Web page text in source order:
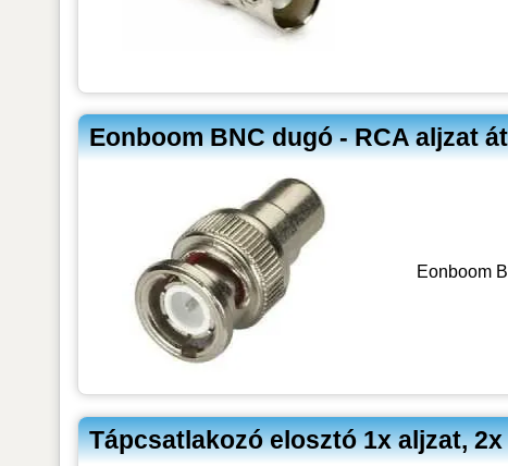
Eonboom BNC dugó - RCA aljzat
Eonboom
Tápcsatlakozó elosztó 1x aljzat,